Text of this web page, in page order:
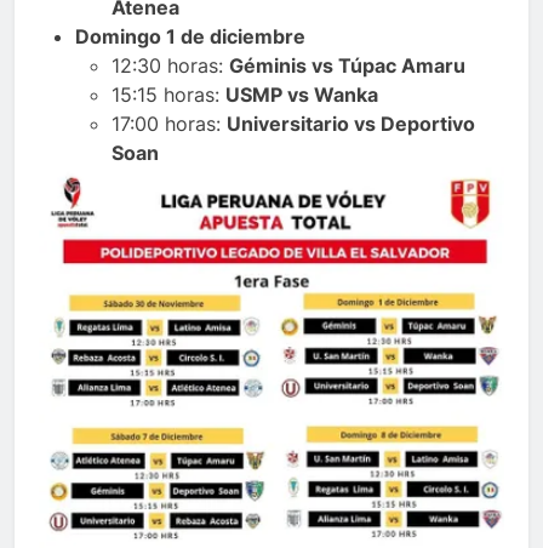
Atenea
Domingo 1 de diciembre
12:30 horas: Géminis vs Túpac Amaru
15:15 horas: USMP vs Wanka
17:00 horas: Universitario vs Deportivo
Soan